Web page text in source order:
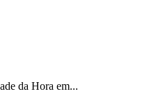
da Hora em...